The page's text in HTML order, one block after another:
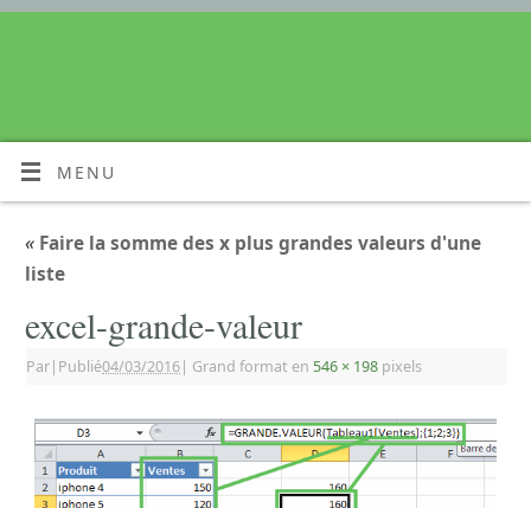
MENU
« Faire la somme des x plus grandes valeurs d'une
liste
excel-grande-valeur
Par| Publié04/03/2016| Grand format en 546 × 198 pixels